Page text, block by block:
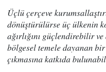
Üçlü çerçeve
dönüştürülürse üç ülkenin
ağırlığını güçlendirebilir
bölgesel temele dayanan
çıkmasına katkıda